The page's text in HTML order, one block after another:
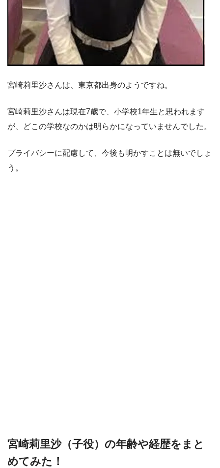
宮崎莉里沙さんは、東京都出身のようですね。
宮崎莉里沙さんは現在7歳で、小学校1年生と思われます
が、どこの学校なのかは明らかになっていませんでした。
プライバシーに配慮して、今後も明かすことは無いでしょ
う。
宮崎莉里沙（子役）の年齢や経歴をまと
めてみた！